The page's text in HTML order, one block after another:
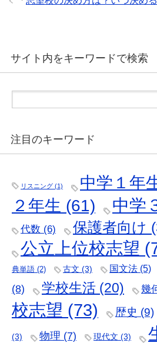
サイト内をキーワードで検索
注目のキーワード
リスニング (1) 中学１年
２年生 (61) 中学
代数 (6) 保護者向け
公立上位校志望
典単語 (2) 古文 (3) 国文法 (5)
(8)
学校生活 (20) 幾
校志望 (73) 歴史 (9)
(3) 物理 (7) 現代文 (3)